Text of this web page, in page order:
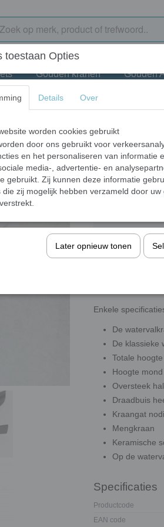
Gouden kranen Gouden
Mooie
€ 145,95
✓ Op voorraad-
Aantal
In
Mooie zwarte
Enkele
De
De klassieke
Totale
Hoogte
Oversteek
Draadbuis
Kraangat
Mengkraan
Keramische
Op de
Specificaties
Productcode
EAN code
toestaan Opties
Details Over
worden cookies gebruikt
door ons gebruikt voor
en het personaliseren van informatie
media-, advertentie- en
gebruikt. Zij kunnen deze informatie
die zij mogelijk hebben verzameld door
Later opnieuw tonen